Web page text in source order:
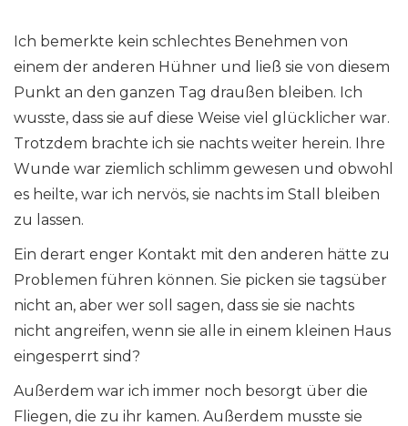
Ich bemerkte kein schlechtes Benehmen von
einem der anderen Hühner und ließ sie von diesem
Punkt an den ganzen Tag draußen bleiben. Ich
wusste, dass sie auf diese Weise viel glücklicher war.
Trotzdem brachte ich sie nachts weiter herein. Ihre
Wunde war ziemlich schlimm gewesen und obwohl
es heilte, war ich nervös, sie nachts im Stall bleiben
zu lassen.
Ein derart enger Kontakt mit den anderen hätte zu
Problemen führen können. Sie picken sie tagsüber
nicht an, aber wer soll sagen, dass sie sie nachts
nicht angreifen, wenn sie alle in einem kleinen Haus
eingesperrt sind?
Außerdem war ich immer noch besorgt über die
Fliegen, die zu ihr kamen. Außerdem musste sie